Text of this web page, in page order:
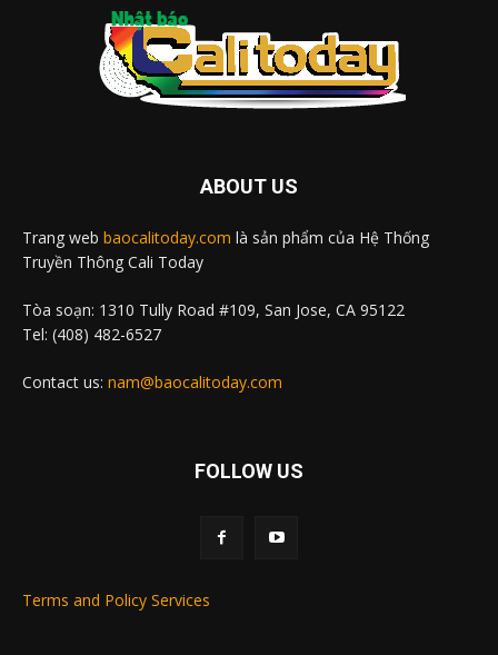
ABOUT US
Trang web baocalitoday.com là sản phẩm của Hệ Thống
Truyền Thông Cali Today
Tòa soạn: 1310 Tully Road #109, San Jose, CA 95122
Tel: (408) 482-6527
Contact us: nam@baocalitoday.com
FOLLOW US
Terms and Policy Services